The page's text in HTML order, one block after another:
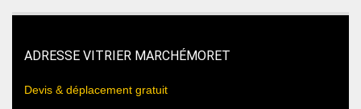
ADRESSE VITRIER MARCHÉMORET
Devis & déplacement gratuit